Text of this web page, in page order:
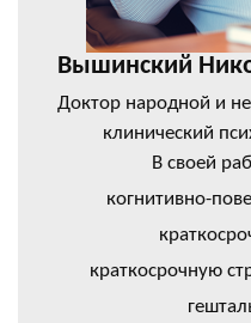
Вышинский
Доктор народной и
клинический
В своей
когнитивно-
краткосрочную